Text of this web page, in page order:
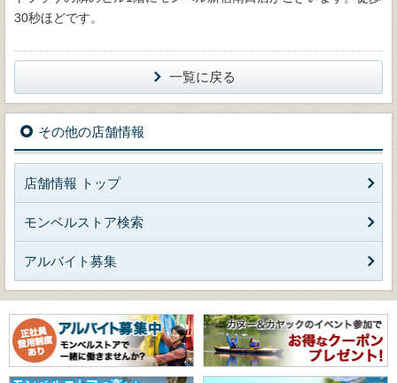
30秒ほどです。
一覧に戻る
その他の店舗情報
店舗情報 トップ
モンベルストア検索
アルバイト募集